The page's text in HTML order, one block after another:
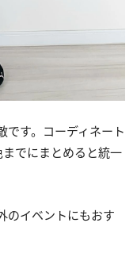
です。コーディネート
でにまとめると統一
のイベントにもおす